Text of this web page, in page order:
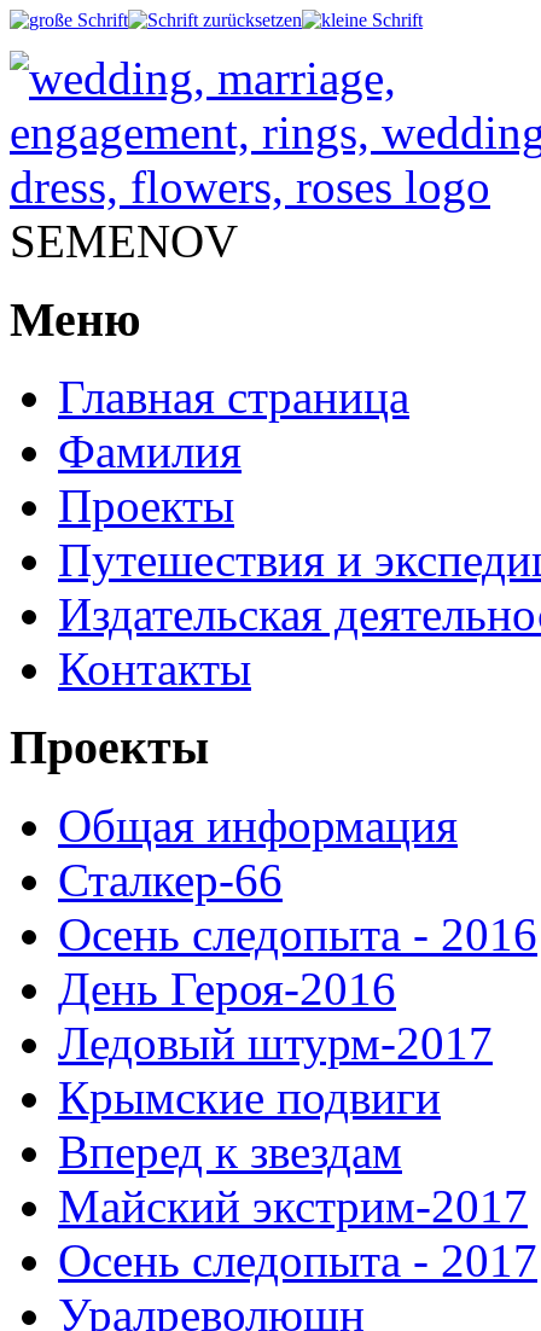
SEMENOV
Меню
Главная страница
Фамилия
Проекты
Путешествия и
Издательская
Контакты
Проекты
Общая информация
Сталкер-66
Осень следопыта - 2016
День Героя-2016
Ледовый штурм-2017
Крымские подвиги
Вперед к звездам
Майский экстрим-2017
Осень следопыта - 2017
Уралреволюшн